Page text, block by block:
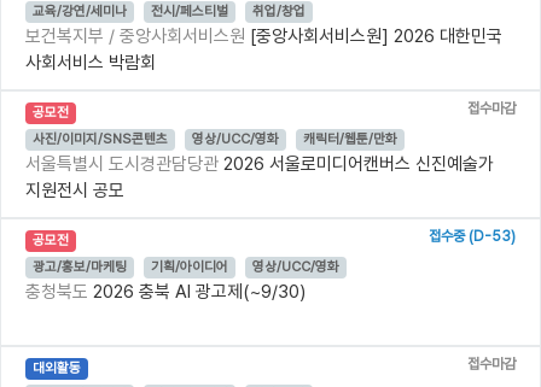
교육/강연/세미나
전시/페스티벌 취업/창업
보건복지부 / 중앙사회서비스원 [중앙사회서비스원] 2026 대한민국
사회서비스 박람회
공모전
접수마감
사진/이미지/SNS콘텐츠
영상/UCC/영화 캐릭터/웹툰/만화
서울특별시 도시경관담당관 2026 서울로미디어캔버스 신진예술가
지원전시 공모
공모전
접수중 (D-53)
광고/홍보/마케팅
기획/아이디어 영상/UCC/영화
충청북도 2026 충북 AI 광고제(~9/30)
대외활동
접수마감